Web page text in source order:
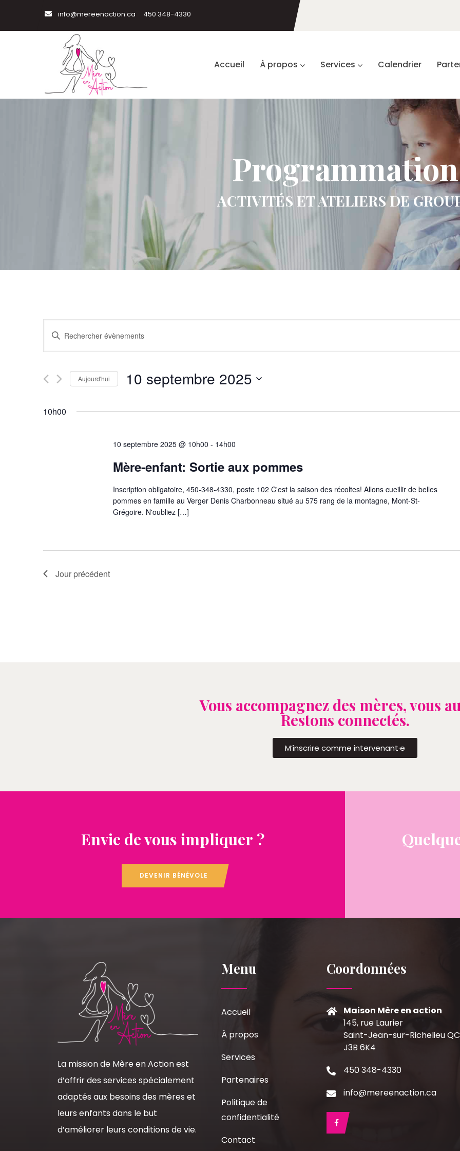
info@mereenaction.ca 450 348-4330
Accueil À propos Services Calendrier
Programmation
ACTIVITÉS ET ATELIERS DE
et
navigation
de
vues
Saisir
mot-
Rechercher
par
Aujourd'hui 10 septembre 2025
une
10h00
10 septembre 2025 @ 10h00 - 14h00
Mère-enfant: Sortie aux pommes
Inscription obligatoire, 450-348-4330, poste 102 C'est la saison des récoltes! Allons cueillir de belles
pommes en famille au Verger Denis Charbonneau situé au 575 rang de la montagne, Mont-St-
Grégoire. N'oubliez […]
Jour précédent
Vous accompagnez des mères, vous
Restons connectés.
M’inscrire comme intervenant·e
Envie de vous impliquer ?
DEVENIR BÉNÉVOLE
La mission de Mère en Action est
d’offrir des services spécialement
adaptés aux besoins des mères et
leurs enfants dans le but
d’améliorer leurs conditions de vie.
Menu
Accueil
À propos
Services
Partenaires
Politique de
confidentialité
Contact
Coordonnées
Maison Mère en action
145, rue Laurier
Saint-Jean-sur-Richelieu QC
J3B 6K4
450 348-4330
info@mereenaction.ca